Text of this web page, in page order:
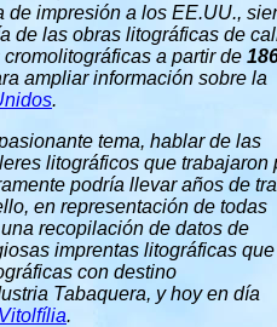
de impresión a los EE.UU.,
de las obras litográficas de
a partir de
ampliar información sobre la
.
tema, hablar de las
litográficos que trabajaron
podría llevar años de
en representación de todas
recopilación de datos de
imprentas litográficas que
con destino
Tabaquera, y hoy en día
.